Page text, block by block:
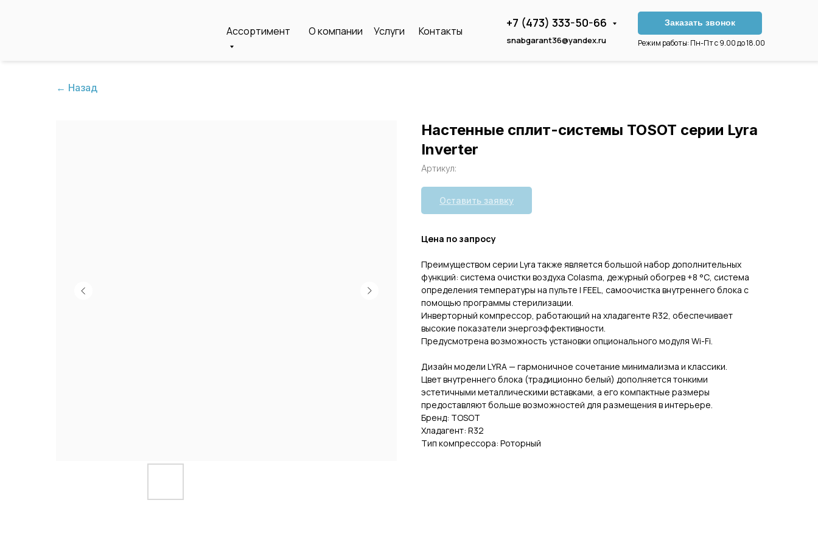
Ассортимент О компании Услуги Контакты
Заказать звонок
+7 (473) 333-50-66
Режим работы: Пн-Пт с 9.00 до 18.00
snabgarant36@yandex.ru
← Назад
Настенные сплит-системы TOSOT серии Lyra
Inverter
Артикул:
Оставить заявку
Цена по запросу
Преимуществом серии Lyra также является большой набор дополнительных
функций: система очистки воздуха Colasma, дежурный обогрев +8 °С, система
определения температуры на пульте I FEEL, самоочистка внутреннего блока с
помощью программы стерилизации.
Инверторный компрессор, работающий на хладагенте R32, обеспечивает
высокие показатели энергоэффективности.
Предусмотрена возможность установки опционального модуля Wi-Fi.
Дизайн модели LYRA — гармоничное сочетание минимализма и классики.
Цвет внутреннего блока (традиционно белый) дополняется тонкими
эстетичными металлическими вставками, а его компактные размеры
предоставляют больше возможностей для размещения в интерьере.
Бренд: TOSOT
Хладагент: R32
Тип компрессора: Роторный